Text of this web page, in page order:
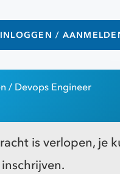
INLOGGEN /
/ Devops Engineer
is verlopen, je